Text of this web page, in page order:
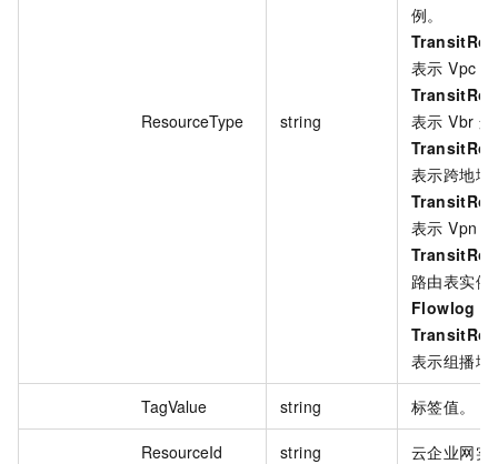
ResourceType string
例。
表示 Vpc
表示 Vbr
表示跨地域
表示 Vpn
路由表实例
Flowlog
表示组播域
TagValue string 标签值。
ResourceId string 云企业网实